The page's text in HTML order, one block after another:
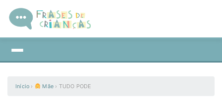
Início › Mãe › TUDO PODE